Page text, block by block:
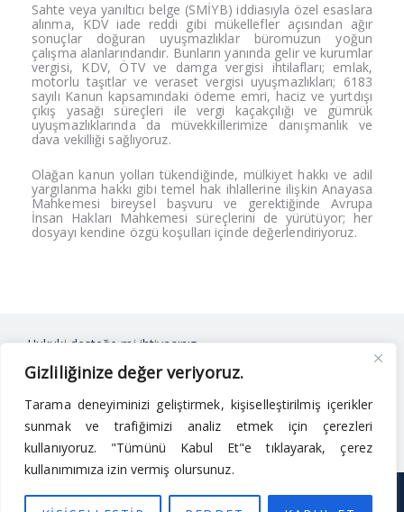
Gizliliğinize değer veriyoruz.
Tarama deneyiminizi geliştirmek, kişiselleştirilmiş içerikler
sunmak ve trafiğimizi analiz etmek için çerezleri
kullanıyoruz. "Tümünü Kabul Et"e tıklayarak, çerez
kullanımımıza izin vermiş olursunuz.
Sahte veya yanıltıcı belge (SMİYB) iddiasıyla özel esaslara
alınma, KDV iade reddi gibi mükellefler açısından ağır
sonuçlar doğuran uyuşmazlıklar büromuzun yoğun
çalışma alanlarındandır. Bunların yanında gelir ve kurumlar
vergisi, KDV, ÖTV ve damga vergisi ihtilafları; emlak,
motorlu taşıtlar ve veraset vergisi uyuşmazlıkları; 6183
sayılı Kanun kapsamındaki ödeme emri, haciz ve yurtdışı
çıkış yasağı süreçleri ile vergi kaçakçılığı ve gümrük
uyuşmazlıklarında da müvekkillerimize danışmanlık ve
dava vekilliği sağlıyoruz.
Olağan kanun yolları tükendiğinde, mülkiyet hakkı ve adil
yargılanma hakkı gibi temel hak ihlallerine ilişkin Anayasa
Mahkemesi bireysel başvuru ve gerektiğinde Avrupa
İnsan Hakları Mahkemesi süreçlerini de yürütüyor; her
dosyayı kendine özgü koşulları içinde değerlendiriyoruz.
Hukuki desteğe mi ihtiyacınız
Her hukuki mesele kendine
stratejiyi birlikte belirleyelim.
BİZE ULAŞIN
© 2026 Neka Legal Avukatlık Bürosu. Tüm hakları saklıdır.